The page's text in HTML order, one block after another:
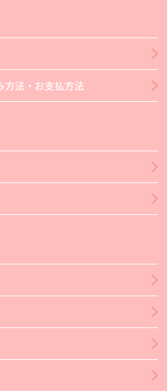
方法・お支払方法